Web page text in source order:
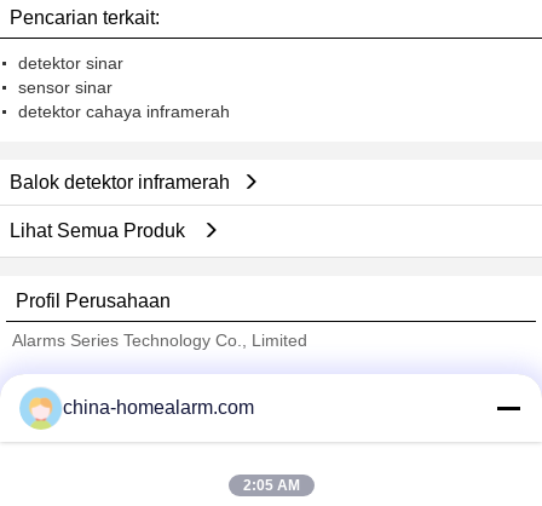
Pencarian terkait:
detektor sinar
sensor sinar
detektor cahaya inframerah
Balok detektor inframerah
Lihat Semua Produk
Profil Perusahaan
Alarms Series Technology Co., Limited
Trust Seal
Verified Suplier
china-homealarm.com
2:05 AM